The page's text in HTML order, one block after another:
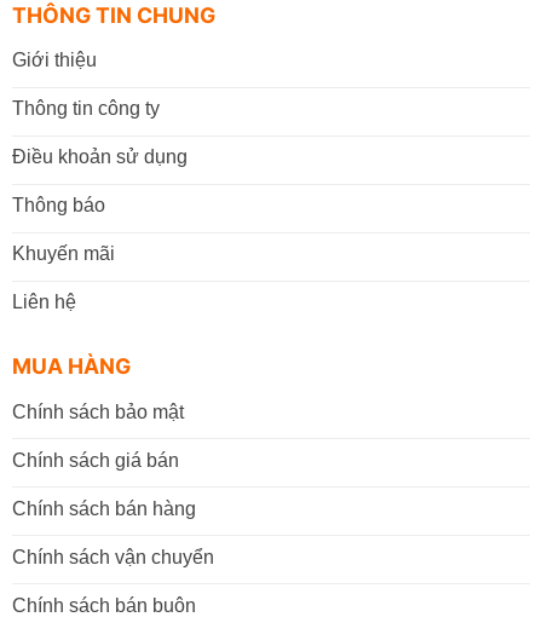
THÔNG TIN CHUNG
Giới thiệu
Thông tin công ty
Điều khoản sử dụng
Thông báo
Khuyến mãi
Liên hệ
MUA HÀNG
Chính sách bảo mật
Chính sách giá bán
Chính sách bán hàng
Chính sách vận chuyển
Chính sách bán buôn